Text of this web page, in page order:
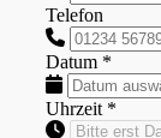
Telefon
Datum *
Uhrzeit *